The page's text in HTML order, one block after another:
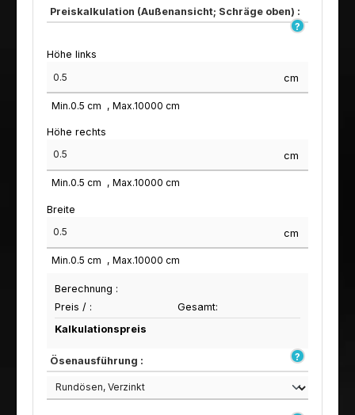
Preiskalkulation (Außenansicht; Schräge oben) :
Höhe links
cm
Min.0.5 cm Max.10000 cm
Höhe rechts
cm
Min.0.5 cm Max.10000 cm
Breite
cm
Min.0.5 cm Max.10000 cm
Berechnung :
Preis / :
Gesamt:
Kalkulationspreis
Ösenausführung :